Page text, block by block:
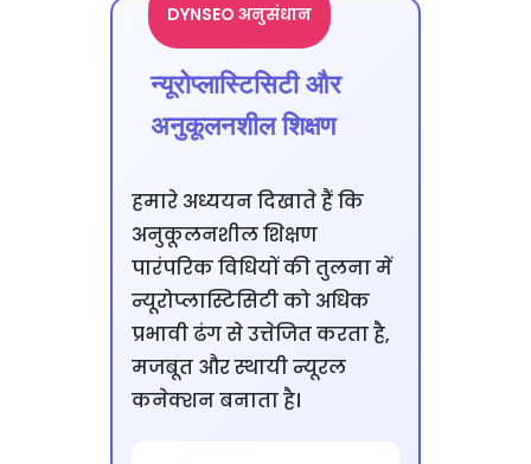
DYNSEO अनुसंधान
न्यूरोप्लास्टिसिटी और
अनुकूलनशील शिक्षण
हमारे अध्ययन दिखाते हैं कि
अनुकूलनशील शिक्षण
पारंपरिक विधियों की तुलना में
न्यूरोप्लास्टिसिटी को अधिक
प्रभावी ढंग से उत्तेजित करता है,
मजबूत और स्थायी न्यूरल
कनेक्शन बनाता है।